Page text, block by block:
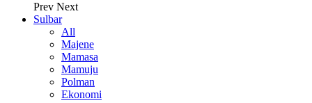
Prev Next
Sulbar
All
Majene
Mamasa
Mamuju
Polman
Ekonomi